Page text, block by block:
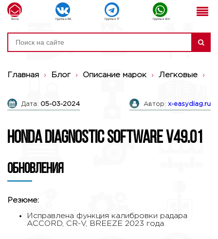
Почта Группа в ВК Группа в ТГ Группа в WA
Главная › Блог › Описание марок › Легковые ›
Дата: 05-03-2024 Автор: x-easydiag.ru
Honda Diagnostic Software V49.01
Обновления
Резюме:
Исправлена функция калибровки радара
ACCORD, CR-V, BREEZE 2023 года.